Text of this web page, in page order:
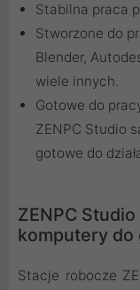
Stabilna praca
Stworzone do
Blender,
wiele innych.
Gotowe do
ZENPC Studio
gotowe do
ZENPC
komputery do
Stacje robocze